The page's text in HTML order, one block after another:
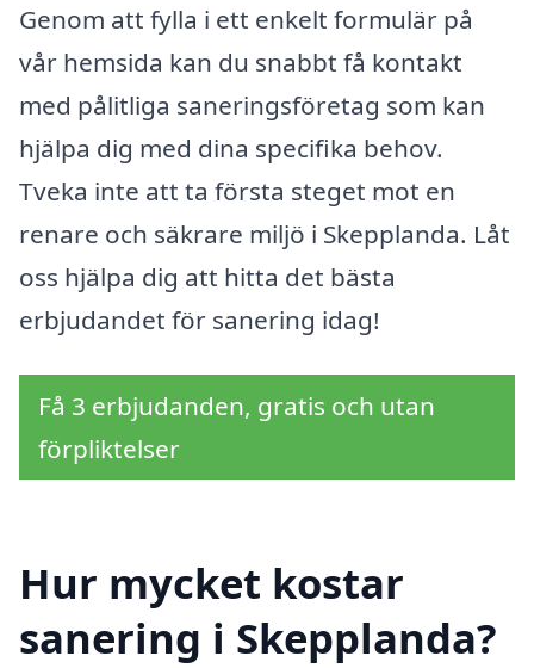
Genom att fylla i ett enkelt formulär på
vår hemsida kan du snabbt få kontakt
med pålitliga saneringsföretag som kan
hjälpa dig med dina specifika behov.
Tveka inte att ta första steget mot en
renare och säkrare miljö i Skepplanda. Låt
oss hjälpa dig att hitta det bästa
erbjudandet för sanering idag!
Få 3 erbjudanden, gratis och utan
förpliktelser
Hur mycket kostar
sanering i Skepplanda?